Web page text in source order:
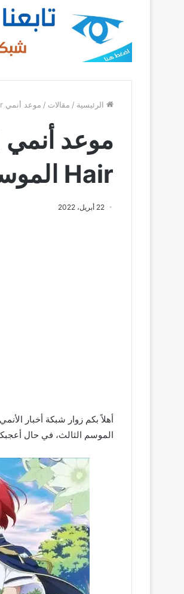
الرئيسية / مقالات / موعد أنمي Snow White With The Red Hair الموسم الثالث
Hair الموسم الثالث
22 أبريل، 2022
الموسم الثالث، في حال